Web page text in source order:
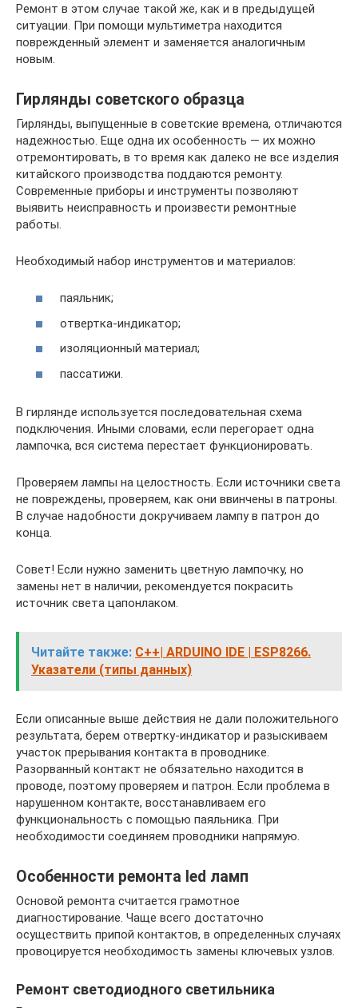
Ремонт в этом случае такой же, как и в предыдущей
ситуации. При помощи мультиметра находится
поврежденный элемент и заменяется аналогичным
новым.
Гирлянды советского образца
Гирлянды, выпущенные в советские времена, отличаются
надежностью. Еще одна их особенность — их можно
отремонтировать, в то время как далеко не все изделия
китайского производства поддаются ремонту.
Современные приборы и инструменты позволяют
выявить неисправность и произвести ремонтные
работы.
Необходимый набор инструментов и материалов:
паяльник;
отвертка-индикатор;
изоляционный материал;
пассатижи.
В гирлянде используется последовательная схема
подключения. Иными словами, если перегорает одна
лампочка, вся система перестает функционировать.
Проверяем лампы на целостность. Если источники света
не повреждены, проверяем, как они ввинчены в патроны.
В случае надобности докручиваем лампу в патрон до
конца.
Совет! Если нужно заменить цветную лампочку, но
замены нет в наличии, рекомендуется покрасить
источник света цапонлаком.
Читайте также: C++| ARDUINO IDE | ESP8266.
Указатели (типы данных)
Если описанные выше действия не дали положительного
результата, берем отвертку-индикатор и разыскиваем
участок прерывания контакта в проводнике.
Разорванный контакт не обязательно находится в
проводе, поэтому проверяем и патрон. Если проблема в
нарушенном контакте, восстанавливаем его
функциональность с помощью паяльника. При
необходимости соединяем проводники напрямую.
Особенности ремонта led ламп
Основой ремонта считается грамотное
диагностирование. Чаще всего достаточно
осуществить припой контактов, в определенных случаях
провоцируется необходимость замены ключевых узлов.
Ремонт светодиодного светильника